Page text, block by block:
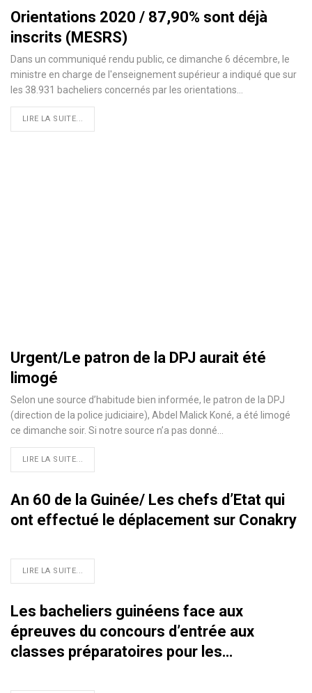
Orientations 2020 / 87,90% sont déjà
inscrits (MESRS)
Dans un communiqué rendu public, ce dimanche 6 décembre, le
ministre en charge de l'enseignement supérieur a indiqué que sur
les 38.931 bacheliers concernés par les orientations…
LIRE LA SUITE...
Urgent/Le patron de la DPJ aurait été
limogé
Selon une source d’habitude bien informée, le patron de la DPJ
(direction de la police judiciaire), Abdel Malick Koné, a été limogé
ce dimanche soir. Si notre source n’a pas donné
LIRE LA SUITE...
An 60 de la Guinée/ Les chefs d’Etat qui
ont effectué le déplacement sur Conakry
LIRE LA SUITE...
Les bacheliers guinéens face aux
épreuves du concours d’entrée aux
classes préparatoires pour les…